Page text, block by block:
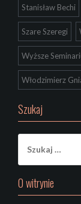
Stanisław Bechi
Szare Szeregi
Wyższe
Włodzimierz
Szukaj
O witrynie